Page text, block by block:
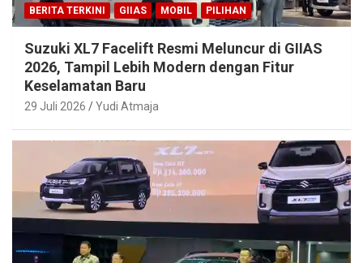
BERITA TERKINI GIIAS MOBIL PILIHAN
Suzuki XL7 Facelift Resmi Meluncur di GIIAS
2026, Tampil Lebih Modern dengan Fitur
Keselamatan Baru
29 Juli 2026 Yudi Atmaja